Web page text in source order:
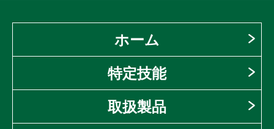
ホーム
特定技能
取扱製品